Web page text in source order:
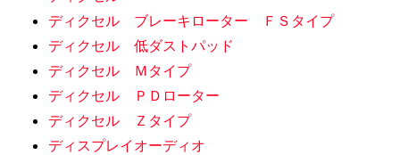
ディクセル ブレーキローター ＦＳタイプ
ディクセル 低ダストパッド
ディクセル Ｍタイプ
ディクセル ＰＤローター
ディクセル Ｚタイプ
ディスプレイオーディオ